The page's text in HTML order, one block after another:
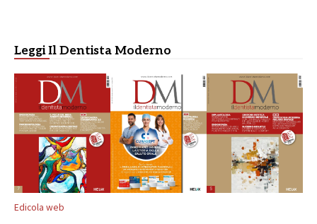
Leggi Il Dentista Moderno
Edicola web